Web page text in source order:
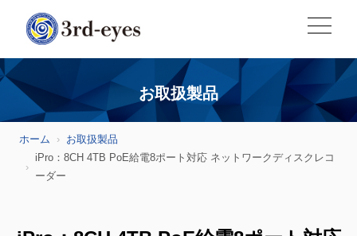
お取扱製品
ホーム
お取扱製品
iPro：8CH 4TB PoE給電8ポート対応 ネットワークディスクレコ
ーダー